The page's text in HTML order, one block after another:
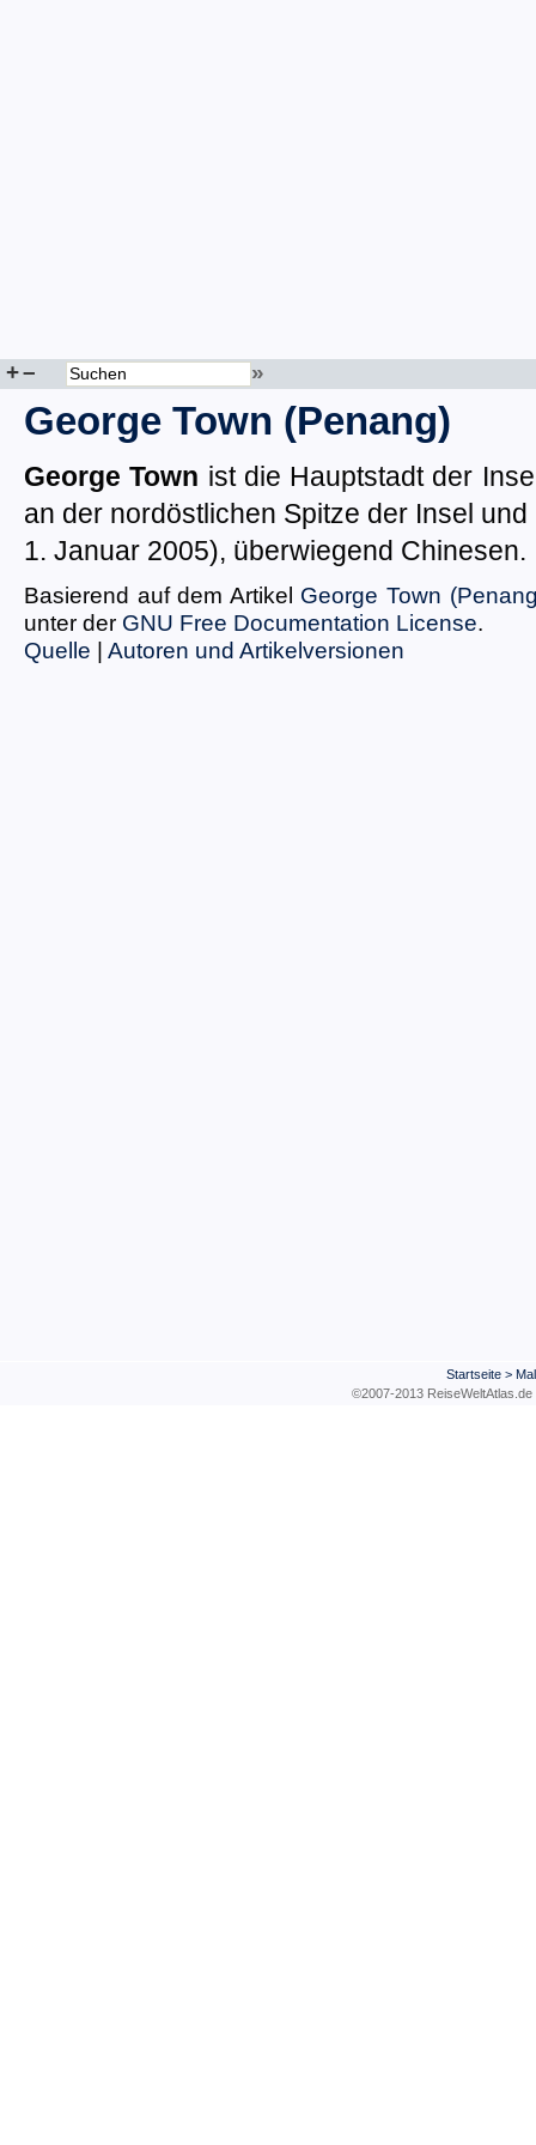
+– »
George Town (Penang)
George Town ist die Hauptstadt der
an der nordöstlichen Spitze der Insel
1. Januar 2005), überwiegend Chinesen.
Basierend auf dem Artikel George Town
unter der GNU Free Documentation License.
Quelle | Autoren und Artikelversionen
Startseite>
©2007-2013